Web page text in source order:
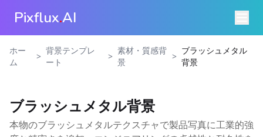
Pixflux.AI
ホー
ム
>
背景テンプレ
ート
>
素材・質感背
景
>
ブラッシュメタル
背景
ブラッシュメタル背景
本物のブラッシュメタルテクスチャで製品写真に工業的強